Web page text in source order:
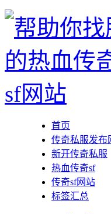
首页
传奇私服发布
新开传奇私服
热血传奇sf
传奇sf网站
标签汇总